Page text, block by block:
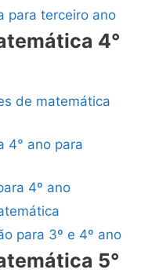
para terceiro ano
4°
de matemática
4° ano para
4º ano
para 3º e 4º ano
5°